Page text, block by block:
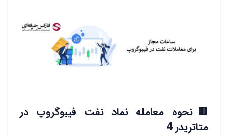
🟥نحوه معامله نماد نفت فیبوگروپ در
متاتریدر 4